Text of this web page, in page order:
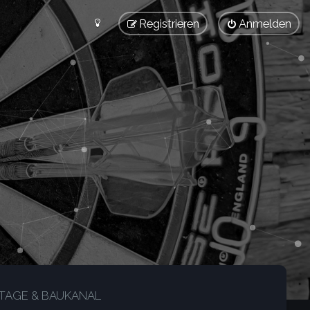
Anmelden
Registrieren
& BAUKANAL